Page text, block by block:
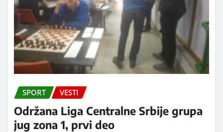
SPORT VESTI
Održana Liga Centralne Srbije grupa
jug zona 1, prvi deo